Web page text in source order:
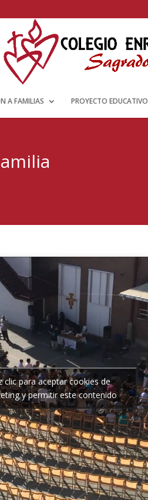
A FAMILIAS PROYECTO EDUCATIVO
clic para aceptar cookies de
y permitir este contenido